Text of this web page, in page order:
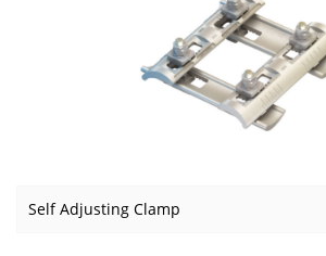
Self Adjusting Clamp